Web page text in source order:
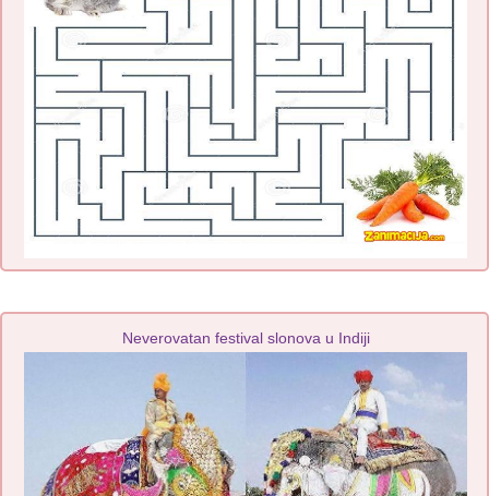
Neverovatan festival slonova u Indiji